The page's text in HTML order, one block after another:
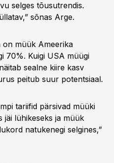
selges tõusutrendis.
sõnas Arge.
on müük Ameerika
70%. Kuigi USA müügi
sealne kiire kasv
peitub suur potentsiaal.
tariifid pärsivad müüki
jäi lühikeseks ja müük
natukenegi selgines,”